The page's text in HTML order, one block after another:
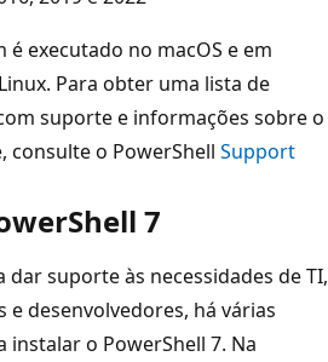
é executado no macOS e em
Para obter uma lista de
suporte e informações sobre o
consulte o PowerShell Support
7
dar suporte às necessidades de TI,
e desenvolvedores, há várias
instalar o PowerShell 7. Na